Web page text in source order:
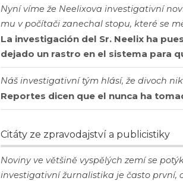
Nyní víme že Neelixova investigativní
mu v počítači zanechal stopu, které se
La investigación del Sr. Neelix ha
dejado un rastro en el sistema para
Náš investigativní tým hlásí, že divoch
Reportes dicen que el nunca ha
Citáty ze zpravodajství a publicistiky
Noviny ve většině vyspělých zemí se
investigativní žurnalistika je často první,